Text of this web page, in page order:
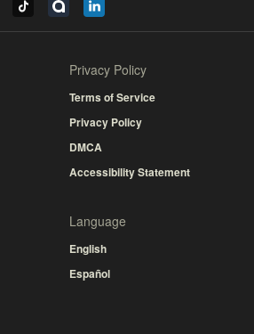
Privacy Policy
Terms of Service
Privacy Policy
DMCA
Accessibility Statement
Language
English
Español